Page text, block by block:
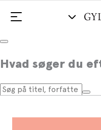
Hvad søger du